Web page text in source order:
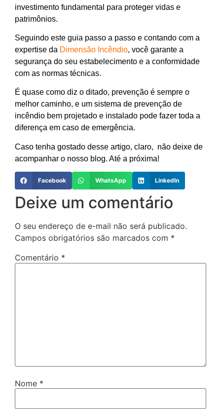
investimento fundamental para proteger vidas e
patrimônios.
Seguindo este guia passo a passo e contando com a
expertise da Dimensão Incêndio, você garante a
segurança do seu estabelecimento e a conformidade
com as normas técnicas.
É quase como diz o ditado, prevenção é sempre o
melhor caminho, e um sistema de prevenção de
incêndio bem projetado e instalado pode fazer toda a
diferença em caso de emergência.
Caso tenha gostado desse artigo, claro, não deixe de
acompanhar o nosso blog. Até a próxima!
Facebook WhatsApp LinkedIn
Deixe um comentário
O seu endereço de e-mail não será publicado.
Campos obrigatórios são marcados com *
Comentário *
Nome *